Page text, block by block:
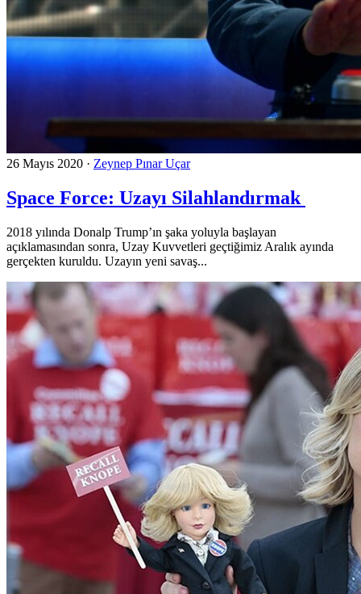
26 Mayıs 2020 · Zeynep Pınar Uçar
Space Force: Uzayı Silahlandırmak
2018 yılında Donalp Trump’ın şaka yoluyla başlayan
açıklamasından sonra, Uzay Kuvvetleri geçtiğimiz Aralık ayında
gerçekten kuruldu. Uzayın yeni savaş...